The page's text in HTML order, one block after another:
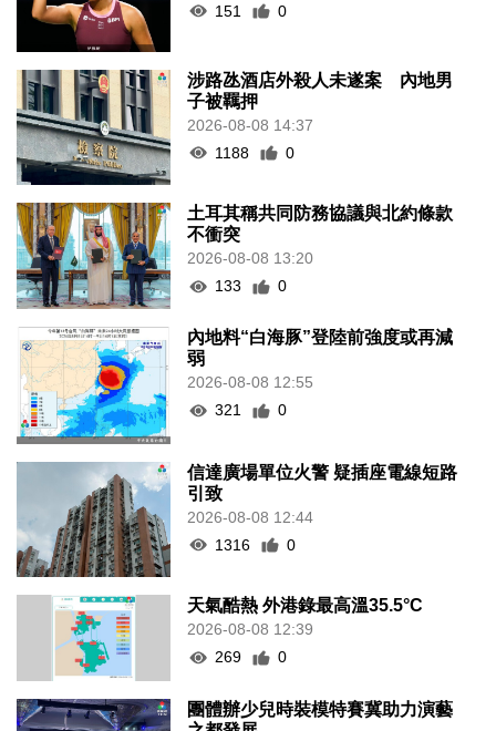
151
0
涉路氹酒店外殺人未遂案 內地男
子被羈押
2026-08-08 14:37
1188
0
土耳其稱共同防務協議與北約條款
不衝突
2026-08-08 13:20
133
0
內地料“白海豚”登陸前強度或再減
弱
2026-08-08 12:55
321
0
信達廣場單位火警 疑插座電線短路
引致
2026-08-08 12:44
1316
0
天氣酷熱 外港錄最高溫35.5°C
2026-08-08 12:39
269
0
團體辦少兒時裝模特賽冀助力演藝